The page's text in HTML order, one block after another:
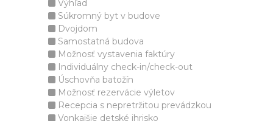
Výhľad
Súkromný byt v budove
Dvojdom
Samostatná budova
Možnosť vystavenia faktúry
Individuálny check-in/check-out
Úschovňa batožín
Možnosť rezervácie výletov
Recepcia s nepretržitou prevádzkou
Vonkajšie detské ihrisko